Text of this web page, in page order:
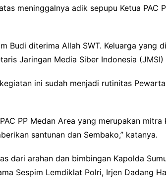
meninggalnya adik sepupu Ketua PAC
Budi diterima Allah SWT. Keluarga yang
Jaringan Media Siber Indonesia (JMSI)
ini sudah menjadi rutinitas
PP Medan Area yang merupakan
santunan dan Sembako,” katanya.
dari arahan dan bimbingan Kapolda
Sespim Lemdiklat Polri, Irjen Dadang